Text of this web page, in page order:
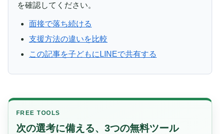
を確認してください。
面接で落ち続ける
支援方法の違いを比較
この記事を子どもにLINEで共有する
FREE TOOLS
次の選考に備える、3つの無料ツール